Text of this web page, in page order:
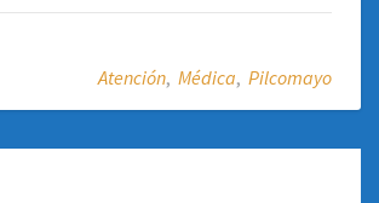
Atención, Médica, Pilcomayo